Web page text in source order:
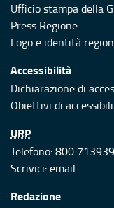
Ufficio stampa della
Press Regione
Logo e identità
Accessibilità
Dichiarazione di
Obiettivi di
URP
Telefono: 800 713939
Scrivici:email
Redazione